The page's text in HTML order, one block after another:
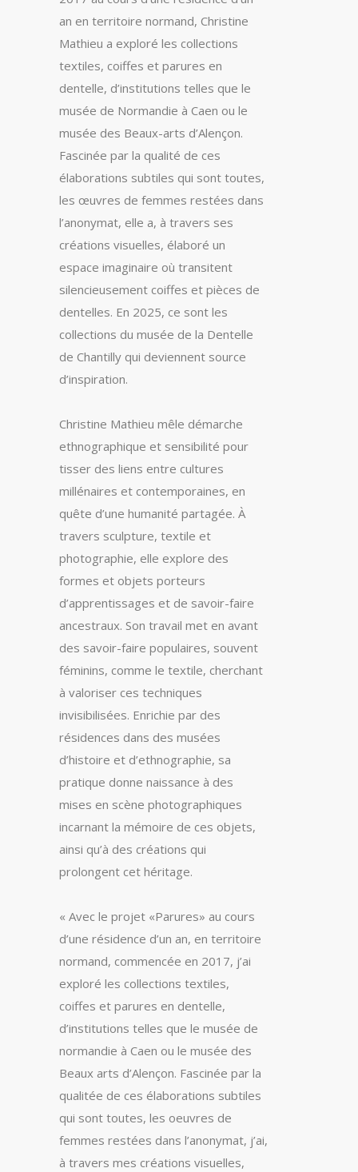
an en territoire normand, Christine
Mathieu a exploré les collections
textiles, coiffes et parures en
dentelle, d’institutions telles que le
musée de Normandie à Caen ou le
musée des Beaux-arts d’Alençon.
Fascinée par la qualité de ces
élaborations subtiles qui sont toutes,
les œuvres de femmes restées dans
l’anonymat, elle a, à travers ses
créations visuelles, élaboré un
espace imaginaire où transitent
silencieusement coiffes et pièces de
dentelles. En 2025, ce sont les
collections du musée de la Dentelle
de Chantilly qui deviennent source
d’inspiration.
Christine Mathieu mêle démarche
ethnographique et sensibilité pour
tisser des liens entre cultures
millénaires et contemporaines, en
quête d’une humanité partagée. À
travers sculpture, textile et
photographie, elle explore des
formes et objets porteurs
d’apprentissages et de savoir-faire
ancestraux. Son travail met en avant
des savoir-faire populaires, souvent
féminins, comme le textile, cherchant
à valoriser ces techniques
invisibilisées. Enrichie par des
résidences dans des musées
d’histoire et d’ethnographie, sa
pratique donne naissance à des
mises en scène photographiques
incarnant la mémoire de ces objets,
ainsi qu’à des créations qui
prolongent cet héritage.
« Avec le projet «Parures» au cours
d’une résidence d’un an, en territoire
normand, commencée en 2017, j’ai
exploré les collections textiles,
coiffes et parures en dentelle,
d’institutions telles que le musée de
normandie à Caen ou le musée des
Beaux arts d’Alençon. Fascinée par la
qualitée de ces élaborations subtiles
qui sont toutes, les oeuvres de
femmes restées dans l’anonymat, j’ai,
à travers mes créations visuelles,